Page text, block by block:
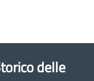
delle